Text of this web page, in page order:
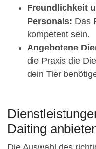
Freundlichkeit
Personals: Das
kompetent sein.
Angebotene
die Praxis die
dein Tier
Daiting
Die Auswahl des